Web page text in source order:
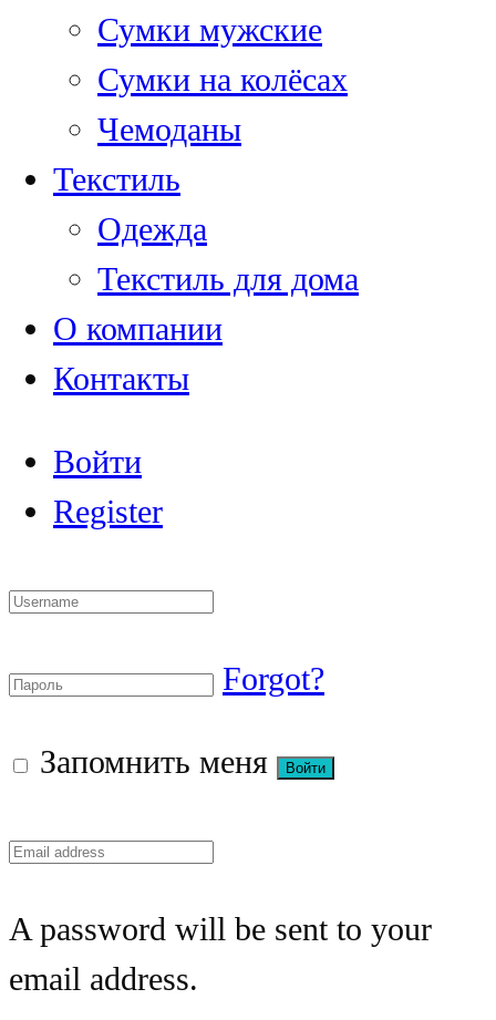
Сумки мужские
Сумки на колёсах
Чемоданы
Текстиль
Одежда
Текстиль для дома
О компании
Контакты
Войти
Register
Forgot?
Запомнить меня
A password will be sent to your
email address.